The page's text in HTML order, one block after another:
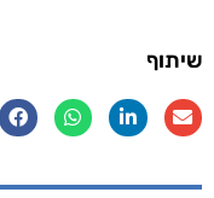
שיתוף